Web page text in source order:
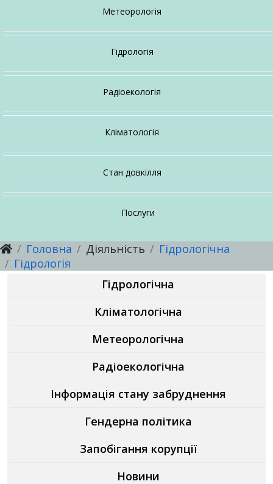
Про архів
Довідковий апарат
Ексклюзив
Громадянам
Метеорологія
Про напрямок
Настанови, методичні рекомендації
Послуги
Гідрологія
Про напрямок
Настанови, методичні рекомендації
Послуги
Радіоекологія
Про напрямок
Про відділ
Настанови, методичні рекомендації
Послуги
Кліматологія
Про напрямок
Настанови, методичні рекомендації
Послуги
Стан довкілля
Про напрямок
Настанови, методичні рекомендації
Послуги
Послуги
Головна Діяльність
Гідрологічна
Гідрологія
Гідрологічна
Кліматологічна
Метеорологічна
Радіоекологічна
Інформація стану забруднення
Гендерна політика
Запобігання корупції
Новини